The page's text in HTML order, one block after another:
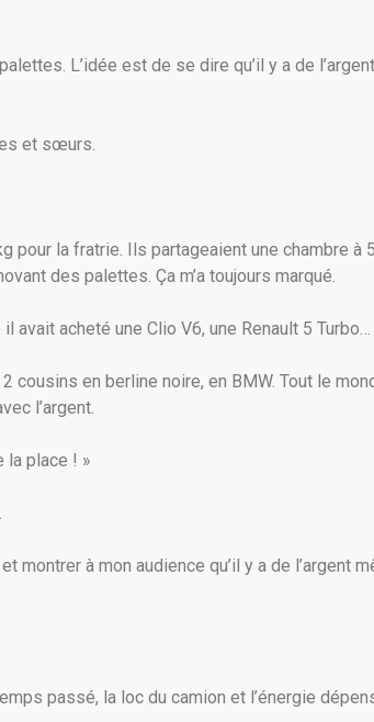
L’idée est de se dire qu’il y a de
et sœurs.
pour la fratrie. Ils partageaient une chambre à
des palettes. Ça m’a toujours marqué.
avait acheté une Clio V6, une Renault 5 Turbo…
cousins en berline noire, en BMW. Tout le
l’argent.
la place ! »
montrer à mon audience qu’il y a de l’argent
passé, la loc du camion et l’énergie